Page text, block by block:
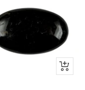
IN
DEN